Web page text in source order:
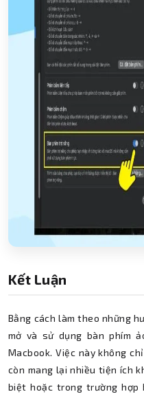
Kết Luận
Bằng cách làm theo những
mở và sử dụng bàn phím
Macbook. Việc này không
còn mang lại nhiều tiện ích
biệt hoặc trong trường hợp